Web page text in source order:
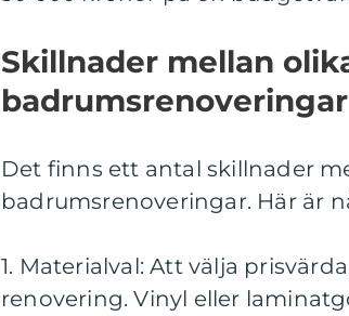
Skillnader mellan
badrumsrenoveringar
Det finns ett antal skillnader
badrumsrenoveringar. Här är
1. Materialval: Att välja
renovering. Vinyl eller